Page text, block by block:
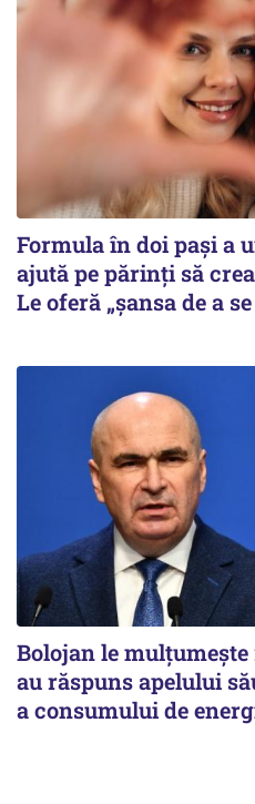
Formula în doi pași a
ajută pe părinți să
Le oferă „șansa de a
Bolojan le
au răspuns apelului
a consumului de